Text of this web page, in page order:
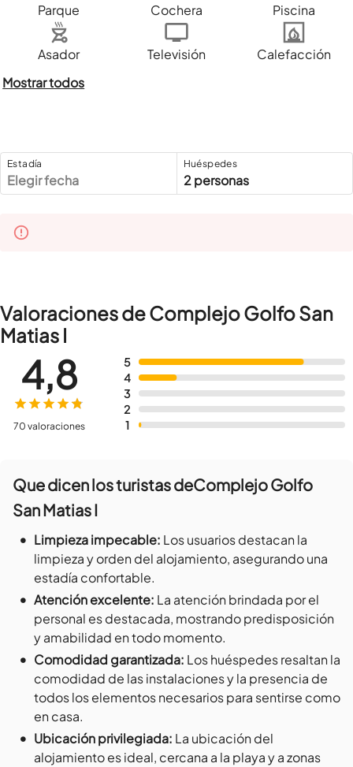
Parque Cochera Piscina
Asador Televisión
Calefacción
Mostrar todos
Estadía
Elegir fecha
Huéspedes
2 personas
Valoraciones de Complejo Golfo San
Matias I
5
4
3
2
1
4,8
70 valoraciones
Que dicen los turistas deComplejo Golfo
San Matias I
• Limpieza impecable: Los usuarios destacan la
limpieza y orden del alojamiento, asegurando una
estadía confortable.
• Atención excelente: La atención brindada por el
personal es destacada, mostrando predisposición
y amabilidad en todo momento.
• Comodidad garantizada: Los huéspedes resaltan la
comodidad de las instalaciones y la presencia de
todos los elementos necesarios para sentirse como
en casa.
• Ubicación privilegiada: La ubicación del
alojamiento es ideal, cercana a la playa y a zonas